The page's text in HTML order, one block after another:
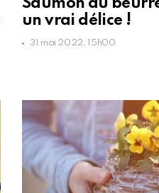
Saumon au
un vrai délice !
31 mai 2022, 15h00